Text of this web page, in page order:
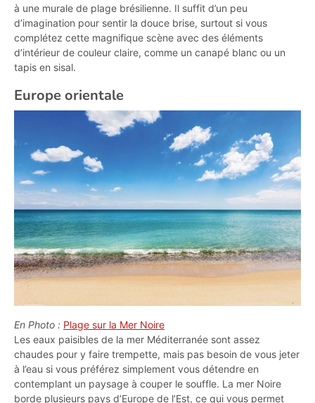
à une murale de plage brésilienne. Il suffit d’un peu
d’imagination pour sentir la douce brise, surtout si vous
complétez cette magnifique scène avec des éléments
d’intérieur de couleur claire, comme un canapé blanc ou un
tapis en sisal.
Europe orientale
En Photo : Plage sur la Mer Noire
Les eaux paisibles de la mer Méditerranée sont assez
chaudes pour y faire trempette, mais pas besoin de vous jeter
à l’eau si vous préférez simplement vous détendre en
contemplant un paysage à couper le souffle. La mer Noire
borde plusieurs pays d’Europe de l’Est, ce qui vous permet